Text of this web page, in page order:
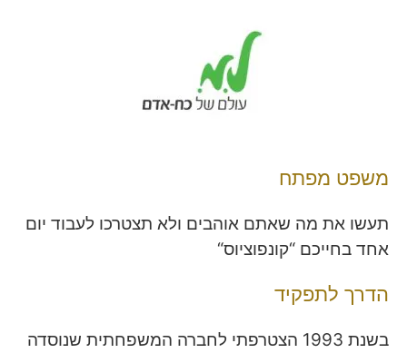
משפט מפתח
תעשו את מה שאתם אוהבים ולא תצטרכו לעבוד יום
אחד בחייכם “קונפוציוס“
הדרך לתפקיד
בשנת 1993 הצטרפתי לחברה המשפחתית שנוסדה